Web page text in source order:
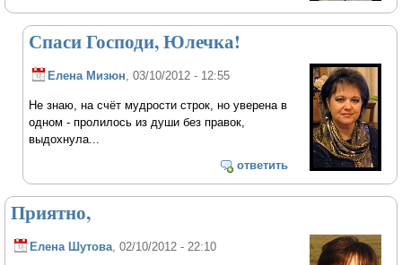
Спаси Господи, Юлечка!
Елена Мизюн, 03/10/2012 - 12:55
Не знаю, на счёт мудрости строк, но уверена в
одном - пролилось из души без правок,
выдохнула...
ответить
Приятно,
Елена Шутова , 02/10/2012 - 22:10